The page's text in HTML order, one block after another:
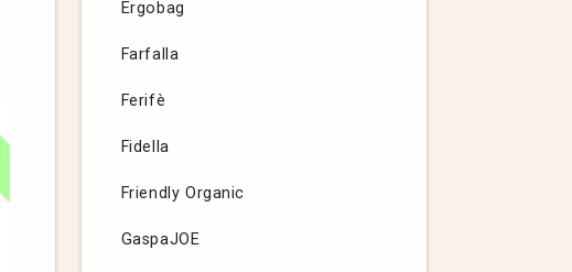
Ergobag
Farfalla
Ferifè
Fidella
Friendly Organic
GaspaJOE